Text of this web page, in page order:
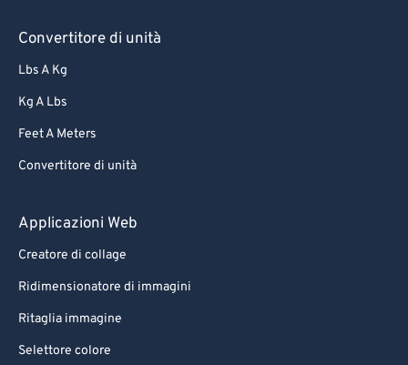
Convertitore di unità
Lbs A Kg
Kg A Lbs
Feet A Meters
Convertitore di unità
Applicazioni Web
Creatore di collage
Ridimensionatore di immagini
Ritaglia immagine
Selettore colore